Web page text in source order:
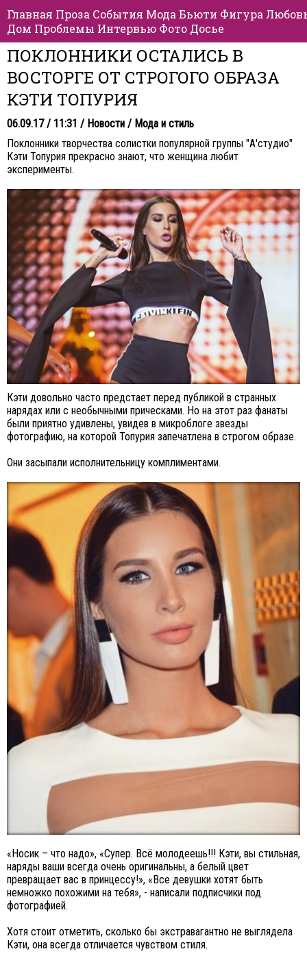
Главная Проза События Мода Бьюти Фигура
Дом Проблемы Интервью Фото Досье
ПОКЛОННИКИ ОСТАЛИСЬ В
ВОСТОРГЕ ОТ СТРОГОГО ОБРАЗА
КЭТИ ТОПУРИЯ
06.09.17 / 11:31 / Новости / Мода и стиль
Поклонники творчества солистки популярной группы "А'студио"
Кэти Топурия прекрасно знают, что женщина любит
эксперименты.
Кэти довольно часто предстает перед публикой в странных
нарядах или с необычными прическами. Но на этот раз фанаты
были приятно удивлены, увидев в микроблоге звезды
фотографию, на которой Топурия запечатлена в строгом образе.
Они засыпали исполнительницу комплиментами.
«Носик – что надо», «Супер. Всё молодеешь!!! Кэти, вы стильная,
наряды ваши всегда очень оригинальны, а белый цвет
превращает вас в принцессу!», «Все девушки хотят быть
немножко похожими на тебя», - написали подписчики под
фотографией.
Хотя стоит отметить, сколько бы экстравагантно не выглядела
Кэти, она всегда отличается чувством стиля.